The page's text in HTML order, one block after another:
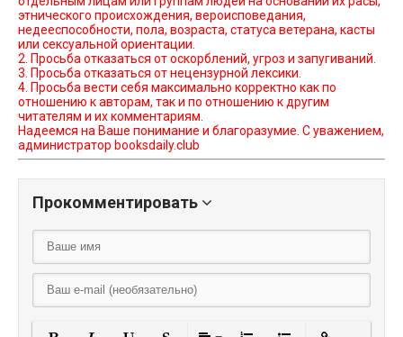
этнического происхождения, вероисповедания,
недееспособности, пола, возраста, статуса ветерана, касты
или сексуальной ориентации.
2. Просьба отказаться от оскорблений, угроз и запугиваний.
3. Просьба отказаться от нецензурной лексики.
4. Просьба вести себя максимально корректно как по
отношению к авторам, так и по отношению к другим
читателям и их комментариям.
Надеемся на Ваше понимание и благоразумие. С уважением,
администратор booksdaily.club
Прокомментировать